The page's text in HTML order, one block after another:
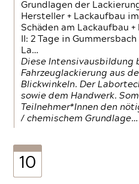
Grundlagen der
Hersteller + Lackaufbau
Schäden am Lackaufbau
II: 2 Tage in
La…
Diese Intensivausbildung
Fahrzeuglackierung aus
Blickwinkeln. Der
sowie dem Handwerk.
Teilnehmer*Innen den
/ chemischem Grundlage…
10